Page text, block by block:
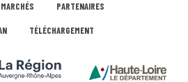
MARCHÉS PARTENAIRES
TÉLÉCHARGEMENT